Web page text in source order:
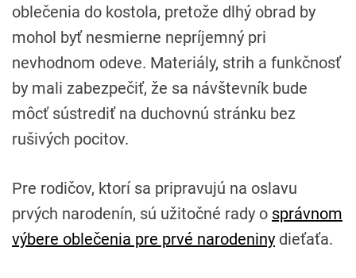
oblečenia do kostola, pretože dlhý obrad by
mohol byť nesmierne nepríjemný pri
nevhodnom odeve. Materiály, strih a funkčnosť
by mali zabezpečiť, že sa návštevník bude
môcť sústrediť na duchovnú stránku bez
rušivých pocitov.
Pre rodičov, ktorí sa pripravujú na oslavu
prvých narodenín, sú užitočné rady o správnom
výbere oblečenia pre prvé narodeniny dieťaťa.